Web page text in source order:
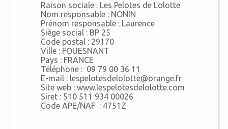
Raison sociale : Les Pelotes de Lolotte
Nom responsable : NONIN
Prénom responsable : Laurence
Siège social : BP 25
Code postal : 29170
Ville : FOUESNANT
Pays : FRANCE
Téléphone : 09 79 00 36 11
E-mail : lespelotesdelolotte@orange.fr
Site web : www.lespelotesdelolotte.com
Siret : 510 511 934 00026
Code APE/NAF : 4751Z